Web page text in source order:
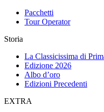
Pacchetti
Tour Operator
Storia
La Classicissima di
Edizione 2026
Albo d’oro
Edizioni Precedenti
EXTRA